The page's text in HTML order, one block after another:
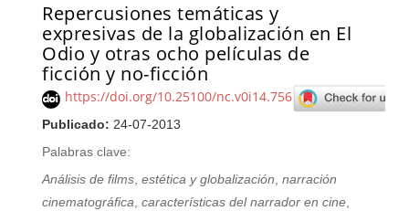
Repercusiones temáticas y
expresivas de la globalización en El
Odio y otras ocho películas de
ficción y no-ficción
https://doi.org/10.25100/nc.v0i14.756
Publicado: 24-07-2013
Palabras clave:
Análisis de films,estética y globalización,narración
cinematográfica,características del narrador en cine,
Barra lateral del artículo